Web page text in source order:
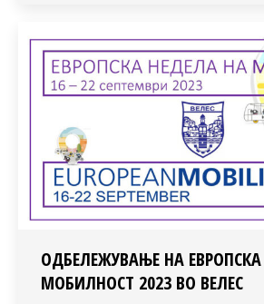
ОДБЕЛЕЖУВАЊЕ НА
МОБИЛНОСТ 2023 ВО ВЕЛЕС